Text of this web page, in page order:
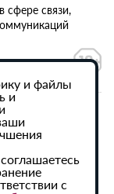
связи,
данных
и файлы
и
с